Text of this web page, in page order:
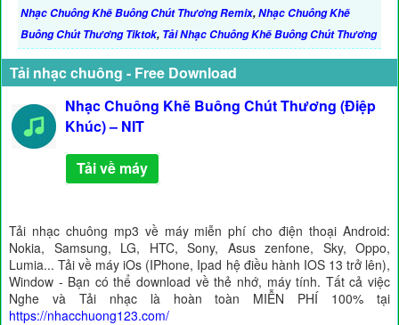
Nhạc Chuông Khẽ Buông Chút Thương Remix,Nhạc Chuông Khẽ
Buông Chút Thương Tiktok, Tải Nhạc Chuông Khẽ Buông Chút Thương
Tải nhạc chuông - Free Download
Nhạc Chuông Khẽ Buông Chút Thương (Điệp
Khúc) – NIT
Tải về máy
Tải nhạc chuông mp3 về máy miễn phí cho điện thoại Android:
Nokia, Samsung, LG, HTC, Sony, Asus zenfone, Sky, Oppo,
Lumia... Tải về máy iOs (IPhone, Ipad hệ điều hành IOS 13 trở lên),
Window - Bạn có thể download về thẻ nhớ, máy tính. Tất cả việc
Nghe và Tải nhạc là hoàn toàn MIỄN PHÍ 100% tại
https://nhacchuong123.com/